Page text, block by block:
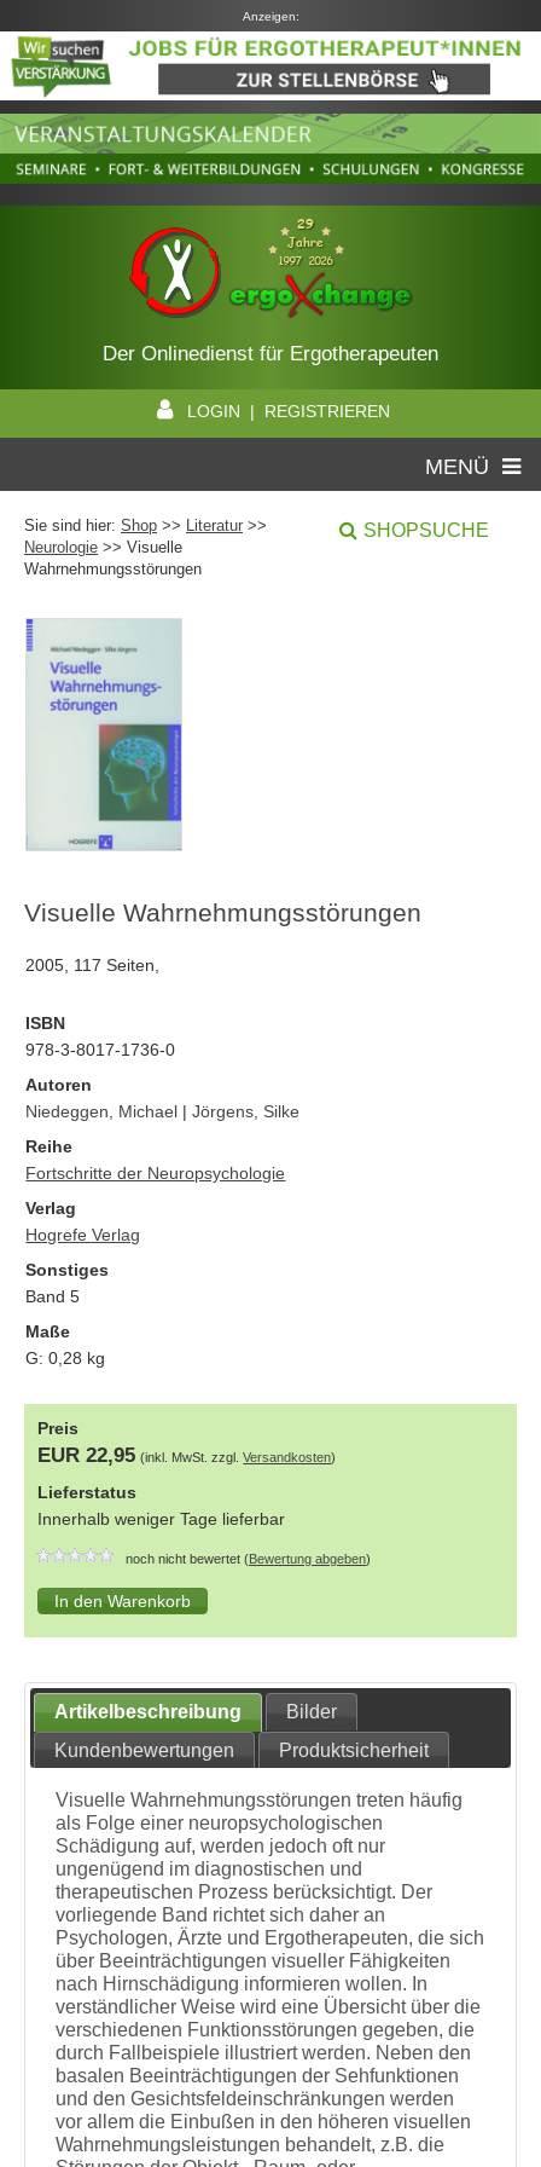
Anzeigen:
Der Onlinedienst für Ergotherapeuten
LOGIN | REGISTRIEREN
MENÜ
Sie sind hier: Shop >> Literatur >>
Neurologie >> Visuelle
Wahrnehmungsstörungen
SHOPSUCHE
Visuelle Wahrnehmungsstörungen
2005, 117 Seiten,
ISBN
978-3-8017-1736-0
Autoren
Niedeggen, Michael |Jörgens, Silke
Reihe
Fortschritte der Neuropsychologie
Verlag
Hogrefe Verlag
Sonstiges
Band 5
Maße
G:0,28 kg
Preis
EUR 22,95 (inkl. MwSt. zzgl.Versandkosten)
Lieferstatus
Innerhalb weniger Tage lieferbar
noch nicht bewertet (Bewertung abgeben)
Artikelbeschreibung
Bilder
Kundenbewertungen
Produktsicherheit
Visuelle Wahrnehmungsstörungen treten häufig
als Folge einer neuropsychologischen
Schädigung auf, werden jedoch oft nur
ungenügend im diagnostischen und
therapeutischen Prozess berücksichtigt. Der
vorliegende Band richtet sich daher an
Psychologen, Ärzte und Ergotherapeuten, die sich
über Beeinträchtigungen visueller Fähigkeiten
nach Hirnschädigung informieren wollen. In
verständlicher Weise wird eine Übersicht über die
verschiedenen Funktionsstörungen gegeben, die
durch Fallbeispiele illustriert werden. Neben den
basalen Beeinträchtigungen der Sehfunktionen
und den Gesichtsfeldeinschränkungen werden
vor allem die Einbußen in den höheren visuellen
Wahrnehmungsleistungen behandelt, z.B. die